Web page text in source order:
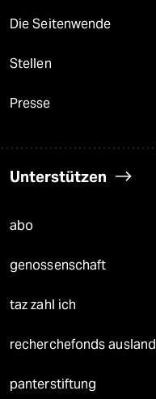
Die Seitenwende
Stellen
Presse
Unterstützen
abo
genossenschaft
taz zahl ich
recherchefonds ausland
panterstiftung